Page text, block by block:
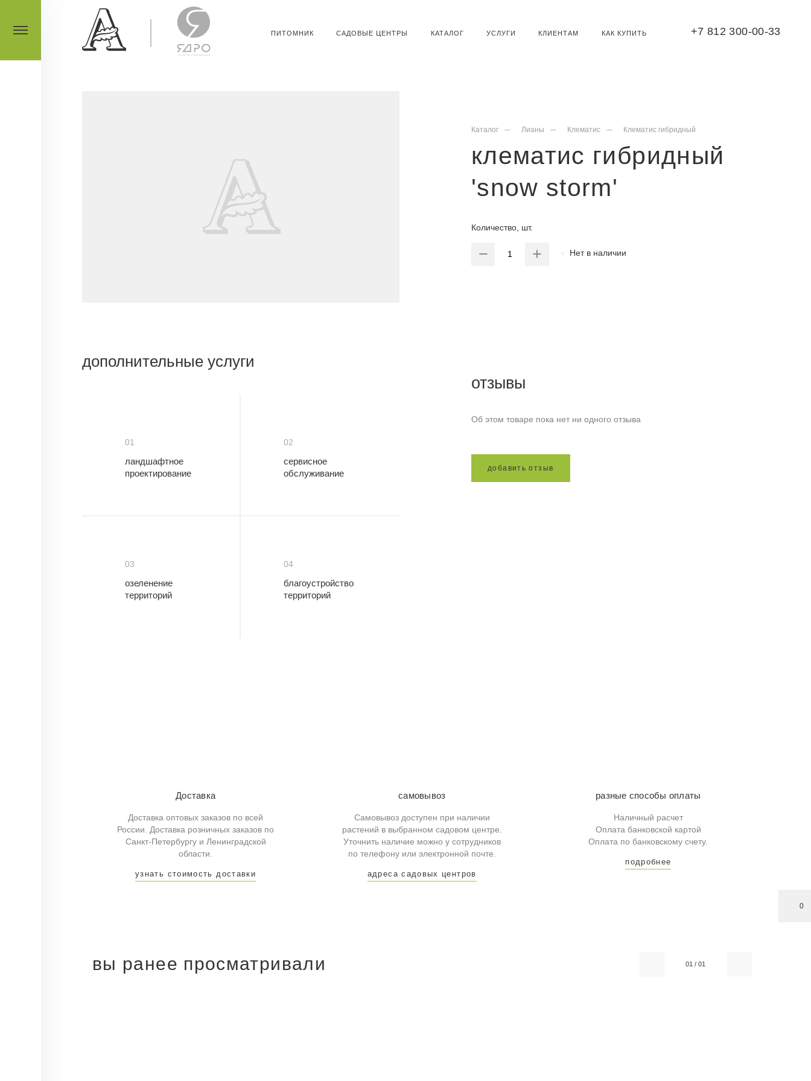
0
ПИТОМНИК САДОВЫЕ ЦЕНТРЫ КАТАЛОГ УСЛУГИ КЛИЕНТАМ КАК КУПИТЬ +7 812 300-00-33
дополнительные услуги
01
ландшафтное
проектирование
02
сервисное
обслуживание
03
озеленение
территорий
04
благоустройство
территорий
Каталог Лианы Клематис Клематис гибридный
клематис гибридный
'snow storm'
Количество, шт.
Нет в наличии
отзывы
Об этом товаре пока нет ни одного отзыва
до бавить о тз ыв
Доставка
Доставка оптовых заказов по всей
России. Доставка розничных заказов по
Санкт-Петербургу и Ленинградской
области.
узнать стоимость доставки
самовывоз
Самовывоз доступен при наличии
растений в выбранном садовом центре.
Уточнить наличие можно у сотрудников
по телефону или электронной почте.
адреса садовых центров
разные способы оплаты
Наличный расчет
Оплата банковской картой
Оплата по банковскому счету.
подробнее
вы ранее просматривали 01 /01